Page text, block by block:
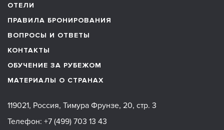
ОТЕЛИ
ПРАВИЛА БРОНИРОВАНИЯ
ВОПРОСЫ И ОТВЕТЫ
КОНТАКТЫ
ОБУЧЕНИЕ ЗА РУБЕЖОМ
МАТЕРИАЛЫ О СТРАНАХ
119021, Россия, Тимура Фрунзе, 20, стр. 3
Телефон: +7 (499) 703 13 43